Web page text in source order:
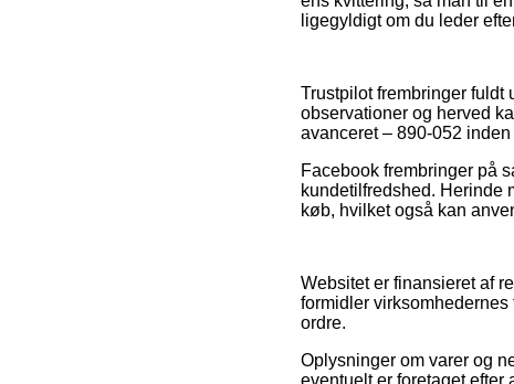
ligegyldigt om du leder
Trustpilot frembringer
observationer og herved
avanceret – 890-052
Facebook frembringer på
kundetilfredshed. Herinde
køb, hvilket også kan
Websitet er finansieret af
formidler
ordre.
Oplysninger om varer og
eventuelt er foretaget efter